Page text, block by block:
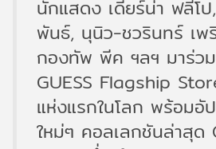
นักแสดง เดียร์น่า ฟลีโ
พันธ์, นุนิว-ชวรินทร์ เพ
กองทัพ พีค ฯลฯ มาร่ว
GUESS Flagship
แห่งแรกในโลก พร้อมอั
ใหม่ๆ คอลเลกชันล่าสุด